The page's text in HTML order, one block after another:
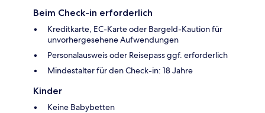
Beim Check-in erforderlich
Kreditkarte, EC-Karte oder Bargeld-Kaution für
unvorhergesehene Aufwendungen
Personalausweis oder Reisepass ggf. erforderlich
Mindestalter für den Check-in: 18 Jahre
Kinder
Keine Babybetten